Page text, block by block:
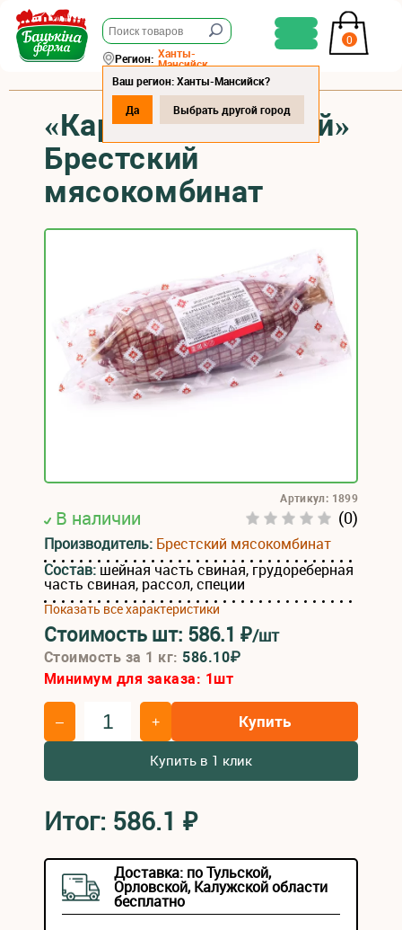
0
Регион: Ханты-
Мансийск
Ваш регион: Ханты-Мансийск?
Да
Выбрать другой город
«Кармашек мясной»
Брестский
мясокомбинат
В наличии (0)
Артикул: 1899
Производитель: Брестский мясокомбинат
Состав: шейная часть свиная, грудореберная
часть свиная, рассол, специи
Показать все характеристики
Стоимость шт: 586.1 ₽/шт
Стоимость за 1 кг: 586.10₽
Минимум для заказа: 1шт
– + Купить
Купить в 1 клик
Итог: 586.1 ₽
Доставка: по Тульской,
Орловской, Калужской области
бесплатно